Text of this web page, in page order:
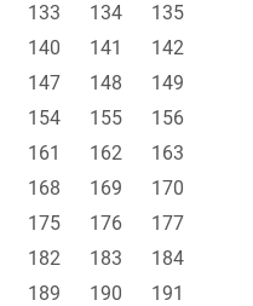
133 134
135
140 141
142
147 148
149
154 155
156
161 162
163
168 169
170
175 176
177
182 183
184
189 190
191